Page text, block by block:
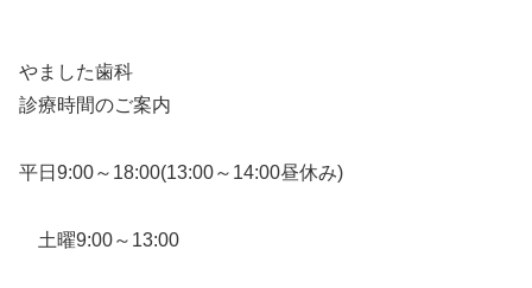
やました歯科
診療時間のご案内
平日9:00～18:00(13:00～14:00昼休み)
土曜9:00～13:00